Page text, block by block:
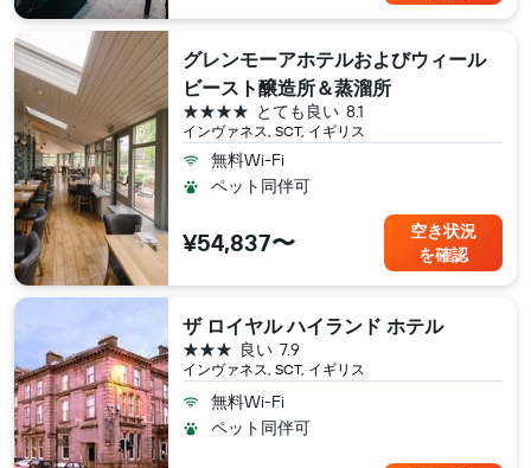
グレンモーアホテルおよびウィール
ビースト醸造所＆蒸溜所
インヴァネス, SCT, イギリス
8.1
とても良い
4つ星
無料Wi-Fi
ペット同伴可
¥54,837〜
空き状況
を確認
ザ ロイヤル ハイランド ホテル
インヴァネス, SCT, イギリス
7.9
良い
3つ星
無料Wi-Fi
ペット同伴可